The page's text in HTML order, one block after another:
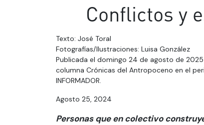
Conflictos y
Texto: José Toral
Fotografías/Ilustraciones: Luisa González
Publicada el domingo 24 de agosto de 2025
columna Crónicas del Antropoceno en el
INFORMADOR.
Agosto 25, 2024
Personas que en colectivo